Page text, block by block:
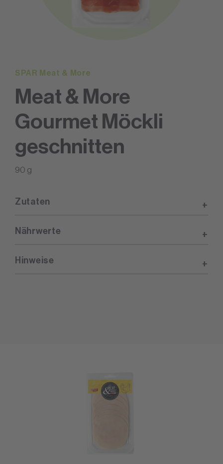
SPAR Meat & More
Meat & More
Gourmet Möckli
geschnitten
90 g
Zutaten
Nährwerte
Hinweise